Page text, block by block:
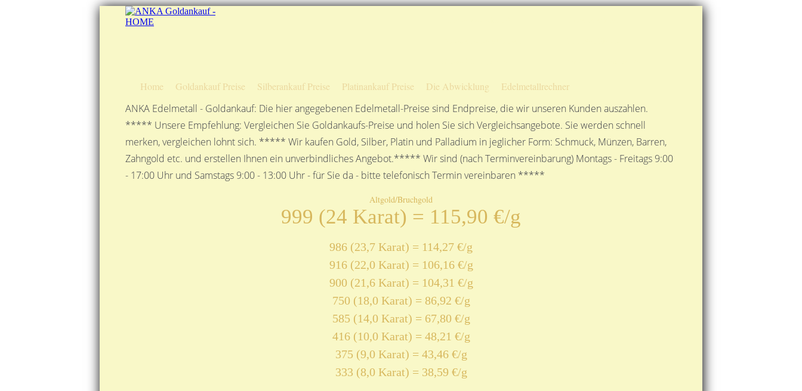
Home Goldankauf Preise Silberankauf Preise Platinankauf Preise Die Abwicklung Edelmetallrechner
ANKA Edelmetall - Goldankauf: Die hier angegebenen Edelmetall-Preise sind Endpreise, die wir unseren Kunden auszahlen.
***** Unsere Empfehlung: Vergleichen Sie Goldankaufs-Preise und holen Sie sich Vergleichsangebote. Sie werden schnell
merken, vergleichen lohnt sich. ***** Wir kaufen Gold, Silber, Platin und Palladium in jeglicher Form: Schmuck, Münzen, Barren,
Zahngold etc. und erstellen Ihnen ein unverbindliches Angebot.***** Wir sind (nach Terminvereinbarung) Montags - Freitags 9:00
- 17:00 Uhr und Samstags 9:00 - 13:00 Uhr - für Sie da - bitte telefonisch Termin vereinbaren *****
Altgold/Bruchgold
999 (24 Karat) = 115,90 €/g
986 (23,7 Karat) = 114,27 €/g
916 (22,0 Karat) = 106,16 €/g
900 (21,6 Karat) = 104,31 €/g
750 (18,0 Karat) = 86,92 €/g
585 (14,0 Karat) = 67,80 €/g
416 (10,0 Karat) = 48,21 €/g
375 (9,0 Karat) = 43,46 €/g
333 (8,0 Karat) = 38,59 €/g